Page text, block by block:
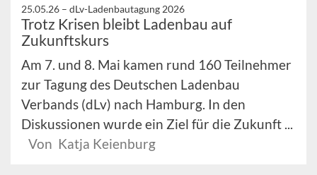
25.05.26 – dLv-Ladenbautagung 2026
Trotz Krisen bleibt Ladenbau auf
Zukunftskurs
Am 7. und 8. Mai kamen rund 160 Teilnehmer
zur Tagung des Deutschen Ladenbau
Verbands (dLv) nach Hamburg. In den
Diskussionen wurde ein Ziel für die Zukunft ...
Von Katja Keienburg